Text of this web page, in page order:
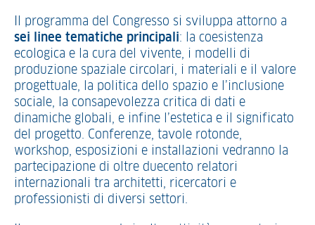
Il programma del Congresso si sviluppa attorno a
sei linee tematiche principali: la coesistenza
ecologica e la cura del vivente, i modelli di
produzione spaziale circolari, i materiali e il valore
progettuale, la politica dello spazio e l’inclusione
sociale, la consapevolezza critica di dati e
dinamiche globali, e infine l’estetica e il significato
del progetto. Conferenze, tavole rotonde,
workshop, esposizioni e installazioni vedranno la
partecipazione di oltre duecento relatori
internazionali tra architetti, ricercatori e
professionisti di diversi settori.